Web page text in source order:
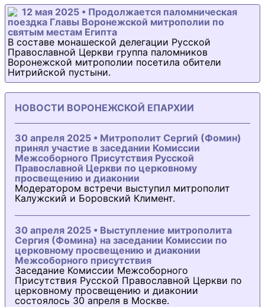
12 мая 2025 • Продолжается паломническая
поездка Главы Воронежской митрополии по
святым местам Египта
В составе монашеской делегации Русской
Православной Церкви группа паломников
Воронежской митрополии посетила обители
Нитрийской пустыни.
НОВОСТИ ВОРОНЕЖСКОЙ ЕПАРХИИ
30 апреля 2025 • Митрополит Сергий (Фомин)
принял участие в заседании Комиссии
Межсоборного Присутствия Русской
Православной Церкви по церковному
просвещению и диаконии
Модератором встречи выступил митрополит
Калужский и Боровский Климент.
30 апреля 2025 • Выступление митрополита
Сергия (Фомина) на заседании Комиссии по
церковному просвещению и диаконии
Межсоборного присутствия
Заседание Комиссии Межсоборного
Присутствия Русской Православной Церкви по
церковному просвещению и диаконии
состоялось 30 апреля в Москве.